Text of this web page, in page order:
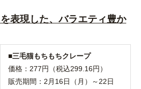
表現した、バラエティ豊か
■三毛猫もちもちクレープ
価格：277円（税込299.16円）
販売期間：2月16日（月）～22日